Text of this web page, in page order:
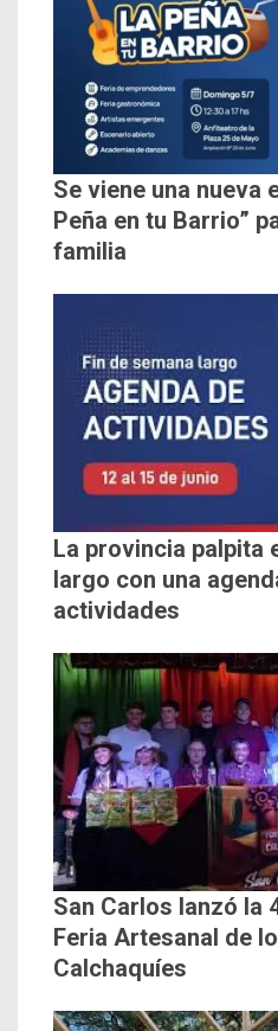
Se viene una nueva
Peña en tu Barrio”
familia
La provincia palpita
largo con una
actividades
San Carlos lanzó la
Feria Artesanal de
Calchaquíes